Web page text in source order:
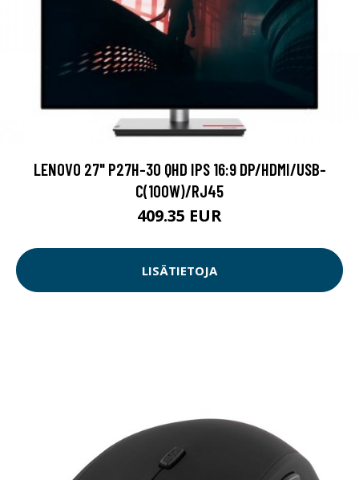
LENOVO 27" P27H-30 QHD IPS 16:9 DP/HDMI/USB-
C(100W)/RJ45
409.35 EUR
LISÄTIETOJA